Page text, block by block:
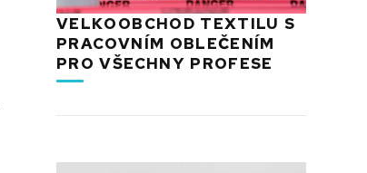
VELKOOBCHOD TEXTILU S
PRACOVNÍM OBLEČENÍM
PRO VŠECHNY PROFESE